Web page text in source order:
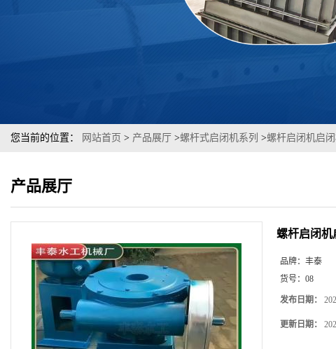
您当前的位置： 网站首页 > 产品展厅 >螺杆式启闭机系列 >螺杆启闭机启
产品展厅
螺杆启闭机
品牌： 丰泰
货号： 08
发布日期：
更新日期：